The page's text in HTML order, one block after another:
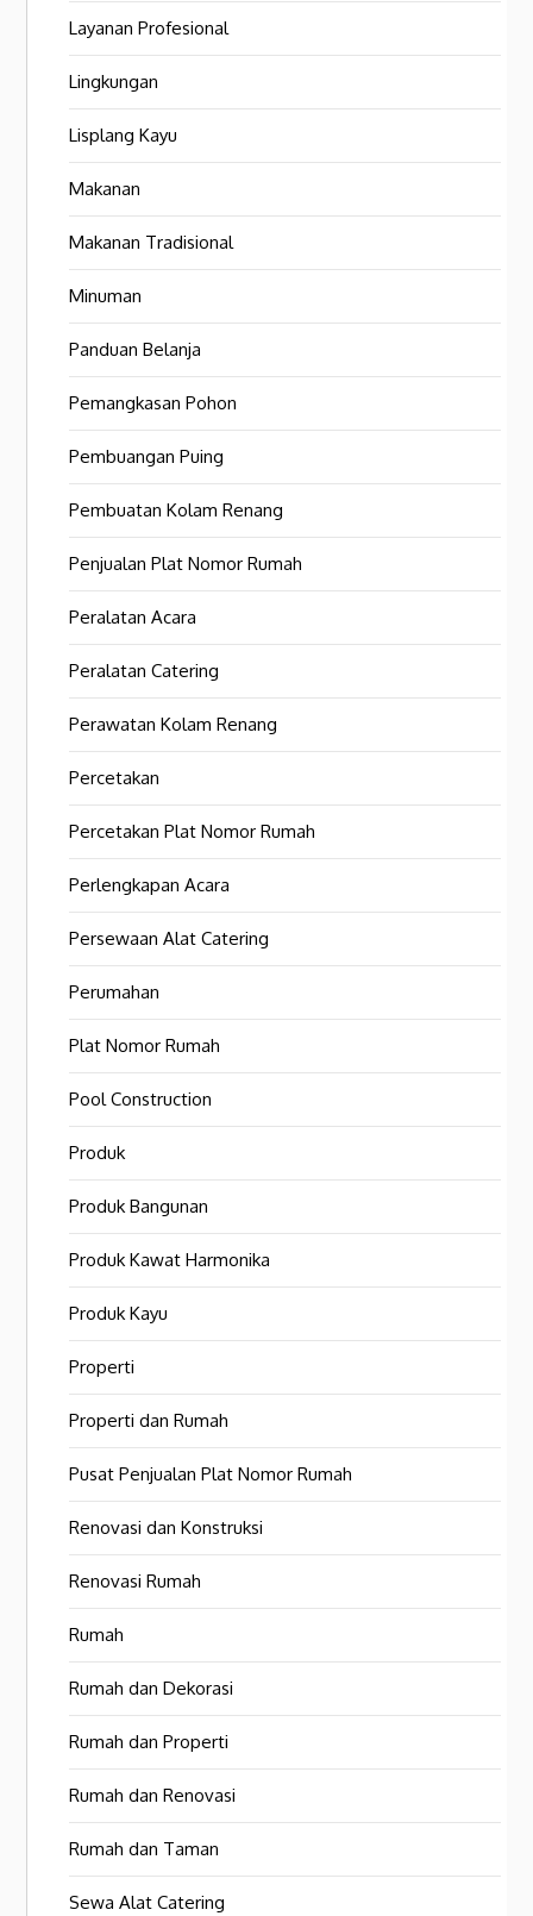
Layanan Profesional
Lingkungan
Lisplang Kayu
Makanan
Makanan Tradisional
Minuman
Panduan Belanja
Pemangkasan Pohon
Pembuangan Puing
Pembuatan Kolam Renang
Penjualan Plat Nomor Rumah
Peralatan Acara
Peralatan Catering
Perawatan Kolam Renang
Percetakan
Percetakan Plat Nomor Rumah
Perlengkapan Acara
Persewaan Alat Catering
Perumahan
Plat Nomor Rumah
Pool Construction
Produk
Produk Bangunan
Produk Kawat Harmonika
Produk Kayu
Properti
Properti dan Rumah
Pusat Penjualan Plat Nomor Rumah
Renovasi dan Konstruksi
Renovasi Rumah
Rumah
Rumah dan Dekorasi
Rumah dan Properti
Rumah dan Renovasi
Rumah dan Taman
Sewa Alat Catering